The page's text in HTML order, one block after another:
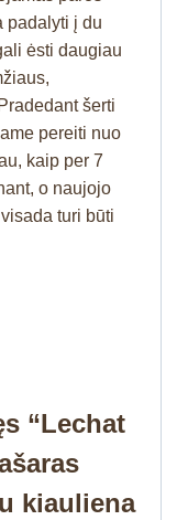
padalyti į du
ėsti daugiau
šerti
pereiti nuo
kaip per 7
o naujojo
turi būti
“Lechat
kiauliena